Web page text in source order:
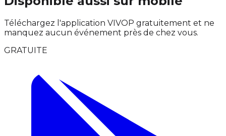
Téléchargez l'application VIVOP gratuitement et ne
manquez aucun événement près de chez vous.
GRATUITE